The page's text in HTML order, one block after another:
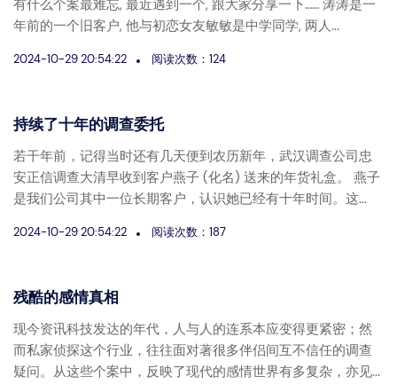
有什么个案最难忘, 最近遇到一个, 跟大家分享一下…… 涛涛是一
年前的一个旧客户, 他与初恋女友敏敏是中学同学, 两人...
2024-10-29 20:54:22 阅读次数：124
持续了十年的调查委托
若干年前，记得当时还有几天便到农历新年，武汉调查公司忠
安正信调查大清早收到客户燕子 (化名) 送来的年货礼盒。 燕子
是我们公司其中一位长期客户，认识她已经有十年时间。这...
2024-10-29 20:54:22 阅读次数：187
残酷的感情真相
现今资讯科技发达的年代，人与人的连系本应变得更紧密；然
而私家侦探这个行业，往往面对著很多伴侣间互不信任的调查
疑问。从这些个案中，反映了现代的感情世界有多复杂，亦见...